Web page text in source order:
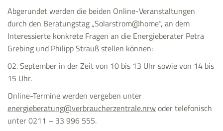
Abgerundet werden die beiden Online-Veranstaltungen
durch den Beratungstag „Solarstrom@home“, an dem
Interessierte konkrete Fragen an die Energieberater Petra
Grebing und Philipp Strauß stellen können:
02. September in der Zeit von 10 bis 13 Uhr sowie von 14 bis
15 Uhr.
Online-Termine werden vergeben unter
energieberatung@verbraucherzentrale.nrwoder telefonisch
unter 0211 – 33 996 555.